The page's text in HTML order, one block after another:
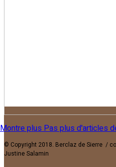
Montre plusPas plus d'articles
© Copyright 2018. Berclaz de Sierre /
Justine Salamin